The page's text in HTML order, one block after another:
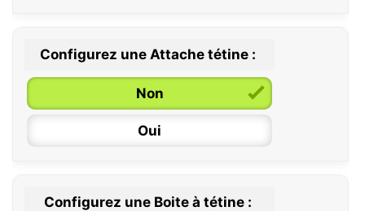
0 / 6 mois
6 / 36 mois
Configurez une Attache tétine :
Non
Oui
Configurez une Boite à tétine :